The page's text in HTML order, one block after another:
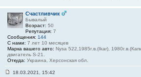
щ
е
н
и
е
#
3
4
Счастливчик
Бывалый
Возраст: 50
Репутация: 7
Сообщения: 144
С нами: 7 лет 10 месяцев
Марка вашего авто: Nysa 522,1985г.в.(Ikar),
двигатель S-21.
Откуда: Украина, Херсонская обл.
18.03.2021, 15:42